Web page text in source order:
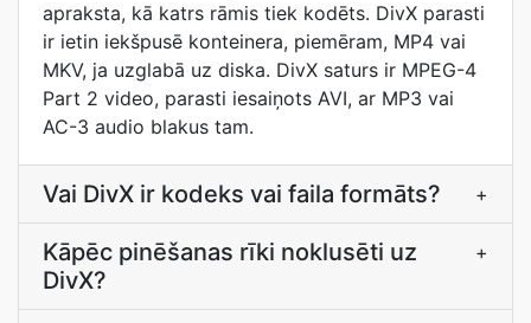
apraksta, kā katrs rāmis tiek kodēts. DivX parasti
ir ietin iekšpusē konteinera, piemēram, MP4 vai
MKV, ja uzglabā uz diska. DivX saturs ir MPEG-4
Part 2 video, parasti iesaiņots AVI, ar MP3 vai
AC-3 audio blakus tam.
Vai DivX ir kodeks vai faila formāts? +
Kāpēc pinēšanas rīki noklusēti uz
DivX?
+